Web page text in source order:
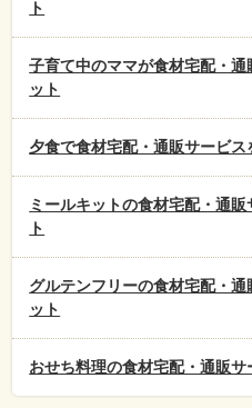
ト
子育て中のママが食材宅配・
ット
夕食で食材宅配・通販サービス
ミールキットの食材宅配・通
ト
グルテンフリーの食材宅配・
ット
おせち料理の食材宅配・通販